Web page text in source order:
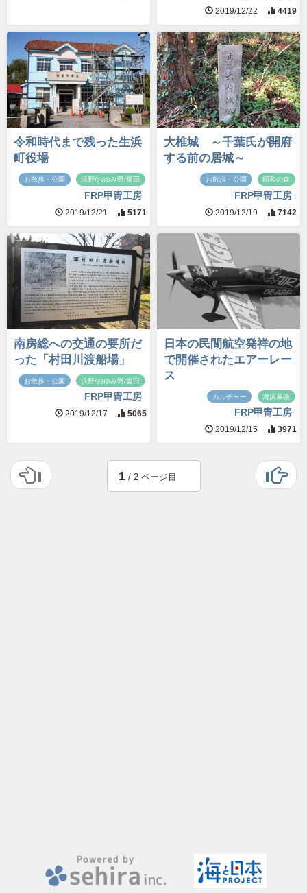
2019/12/22 4419
令和時代まで残った生浜
町役場
お散歩・公園 浜野/おゆみ野/誉田
FRP甲冑工房
2019/12/21 5171
大椎城 ～千葉氏が開府
する前の居城～
お散歩・公園 昭和の森
FRP甲冑工房
2019/12/19 7142
南房総への交通の要所だ
った「村田川渡船場」
お散歩・公園 浜野/おゆみ野/誉田
FRP甲冑工房
2019/12/17 5065
日本の民間航空発祥の地
で開催されたエアーレー
ス
カルチャー 海浜幕張
FRP甲冑工房
2019/12/15 3971
1/ 2 ページ目